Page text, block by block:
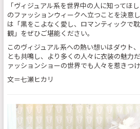
「ヴィジュアル系を世界中の人に知ってほ
のファッションウィークへ立つことを決意
は「黒をこよなく愛し、ロマンティックで
観」をぜひご堪能ください。
このヴィジュアル系への熱い想いはダウト
とも共鳴し、より多くの人々に衣装の魅力
ァッションショーの世界でも人々を惹きつけ
文＝七瀬ヒカリ